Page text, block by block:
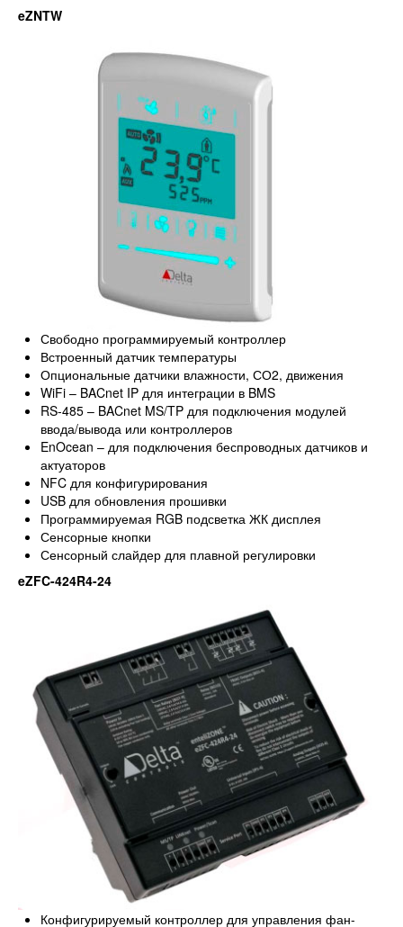
eZNTW
Свободно программируемый контроллер
Встроенный датчик температуры
Опциональные датчики влажности, СО2, движения
WiFi – BACnet IP для интеграции в BMS
RS-485 – BACnet MS/TP для подключения модулей
ввода/вывода или контроллеров
EnOcean – для подключения беспроводных датчиков и
актуаторов
NFC для конфигурирования
USB для обновления прошивки
Программируемая RGB подсветка ЖК дисплея
Сенсорные кнопки
Сенсорный слайдер для плавной регулировки
eZFC-424R4-24
Конфигурируемый контроллер для управления фан-